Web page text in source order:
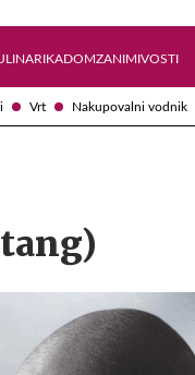
Vrt Nakupovalni vodnik
DOMZANIMIVOSTI